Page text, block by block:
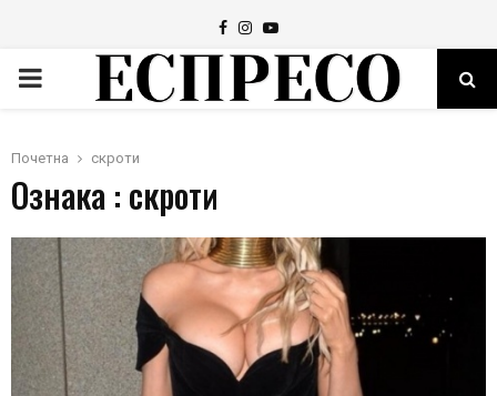
Facebook
Instagram
Youtube
PRIMARY
Почетна скроти
Ознака : скроти